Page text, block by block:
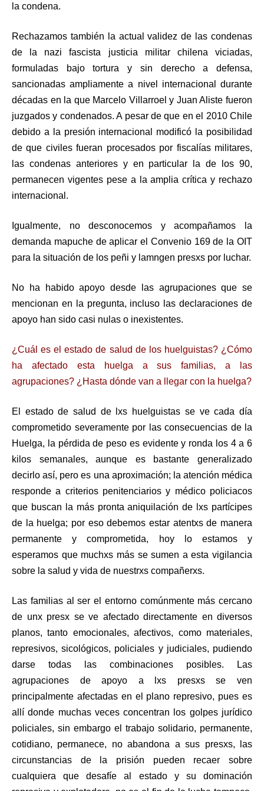
la condena.
Rechazamos también la actual validez de las condenas
de la nazi fascista justicia militar chilena viciadas,
formuladas bajo tortura y sin derecho a defensa,
sancionadas ampliamente a nivel internacional durante
décadas en la que Marcelo Villarroel y Juan Aliste fueron
juzgados y condenados. A pesar de que en el 2010 Chile
debido a la presión internacional modificó la posibilidad
de que civiles fueran procesados por fiscalías militares,
las condenas anteriores y en particular la de los 90,
permanecen vigentes pese a la amplia crítica y rechazo
internacional.
Igualmente, no desconocemos y acompañamos la
demanda mapuche de aplicar el Convenio 169 de la OIT
para la situación de los peñi y lamngen presxs por luchar.
No ha habido apoyo desde las agrupaciones que se
mencionan en la pregunta, incluso las declaraciones de
apoyo han sido casi nulas o inexistentes.
¿Cuál es el estado de salud de los huelguistas? ¿Cómo
ha afectado esta huelga a sus familias, a las
agrupaciones? ¿Hasta dónde van a llegar con la huelga?
El estado de salud de lxs huelguistas se ve cada día
comprometido severamente por las consecuencias de la
Huelga, la pérdida de peso es evidente y ronda los 4 a 6
kilos semanales, aunque es bastante generalizado
decirlo así, pero es una aproximación; la atención médica
responde a criterios penitenciarios y médico policiacos
que buscan la más pronta aniquilación de lxs partícipes
de la huelga; por eso debemos estar atentxs de manera
permanente y comprometida, hoy lo estamos y
esperamos que muchxs más se sumen a esta vigilancia
sobre la salud y vida de nuestrxs compañerxs.
Las familias al ser el entorno comúnmente más cercano
de unx presx se ve afectado directamente en diversos
planos, tanto emocionales, afectivos, como materiales,
represivos, sicológicos, policiales y judiciales, pudiendo
darse todas las combinaciones posibles. Las
agrupaciones de apoyo a lxs presxs se ven
principalmente afectadas en el plano represivo, pues es
allí donde muchas veces concentran los golpes jurídico
policiales, sin embargo el trabajo solidario, permanente,
cotidiano, permanece, no abandona a sus presxs, las
circunstancias de la prisión pueden recaer sobre
cualquiera que desafíe al estado y su dominación